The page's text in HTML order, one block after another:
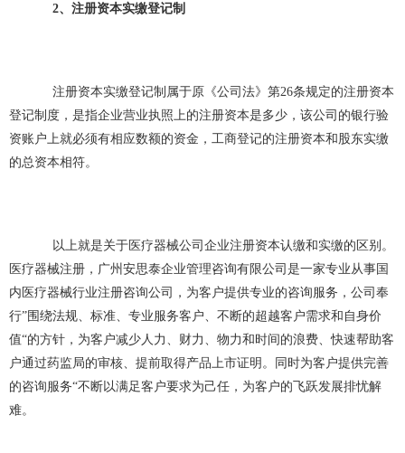
2、注册资本实缴登记制
注册资本实缴登记制属于原《公司法》第26条规定的注册资本
登记制度，是指企业营业执照上的注册资本是多少，该公司的银行验
资账户上就必须有相应数额的资金，工商登记的注册资本和股东实缴
的总资本相符。
以上就是关于医疗器械公司企业注册资本认缴和实缴的区别。
医疗器械注册，广州安思泰企业管理咨询有限公司是一家专业从事国
内医疗器械行业注册咨询公司，为客户提供专业的咨询服务，公司奉
行”围绕法规、标准、专业服务客户、不断的超越客户需求和自身价
值“的方针，为客户减少人力、财力、物力和时间的浪费、快速帮助客
户通过药监局的审核、提前取得产品上市证明。同时为客户提供完善
的咨询服务“不断以满足客户要求为己任，为客户的飞跃发展排忧解
难。